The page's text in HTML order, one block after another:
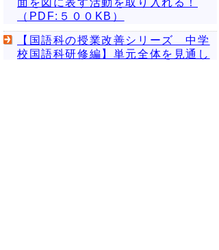
面を図に表す活動を取り入れる！
（PDF:５００KB）
【国語科の授業改善シリーズ 中学
校国語科研修編】単元全体を見通し